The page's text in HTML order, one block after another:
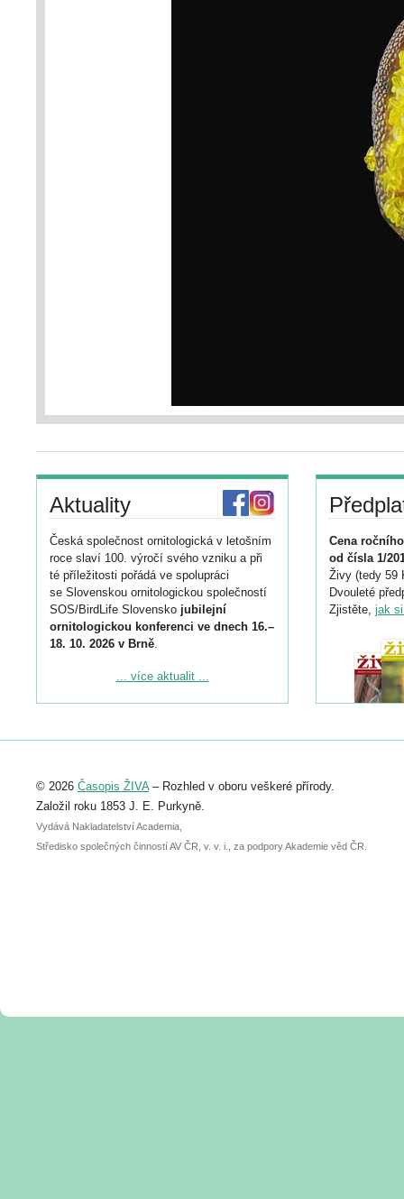
Aktuality
Česká společnost ornitologická v letošním
roce slaví 100. výročí svého vzniku a při
té příležitosti pořádá ve spolupráci
se Slovenskou ornitologickou společností
SOS/BirdLife Slovensko jubilejní
ornitologickou konferenci ve dnech 16.–
18. 10. 2026 v Brně.
Podrobnější informace ke konferenci
Registrovat se můžete do 6. září.
abstraktu přihlášené přednášky nebo
posteru je už 30. června.
... více aktualit ...
Cena
od čísla 1/
Živy (tedy 59
Dvouleté
Zjistěte, jak
© 2026 Časopis ŽIVA– Rozhled v oboru veškeré přírody.
Založil roku 1853 J. E. Purkyně.
Vydává Nakladatelství Academia,
Středisko společných činností AV ČR, v. v. i., za podpory Akademie věd ČR.